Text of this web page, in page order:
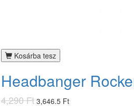
Kosárba tesz
Headbanger
4,290 Ft 3,646.5 Ft